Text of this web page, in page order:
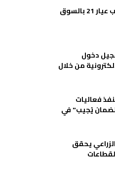
86.9 دينار سعر الذهب عيار 21 بالسوق
دخول
من خلال
فعاليات
يُجيب" في
يحقق